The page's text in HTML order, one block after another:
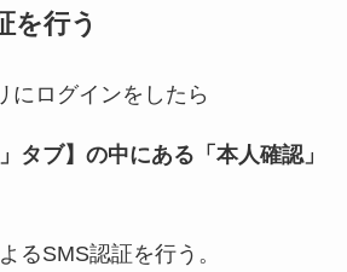
を行う
にログインをしたら
タブ】の中にある「本人確認」
るSMS認証を行う。